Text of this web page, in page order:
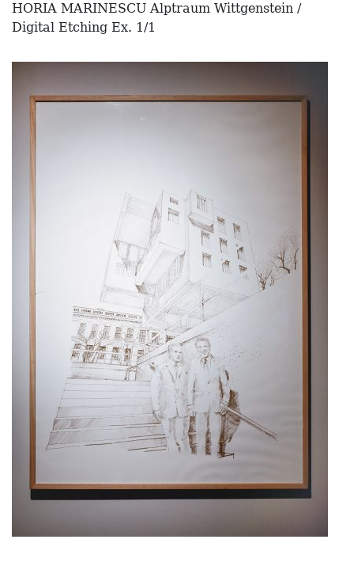
HORIA MARINESCU Alptraum Wittgenstein /
Digital Etching Ex. 1/1